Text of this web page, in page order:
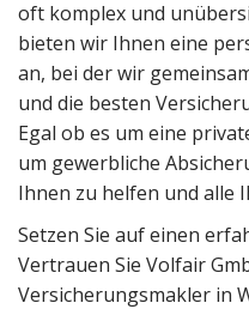
oft komplex und
bieten wir Ihnen eine
an, bei der wir
und die besten
Egal ob es um eine
um gewerbliche
Ihnen zu helfen und alle
Setzen Sie auf einen
Vertrauen Sie Volfair
Versicherungsmakler in